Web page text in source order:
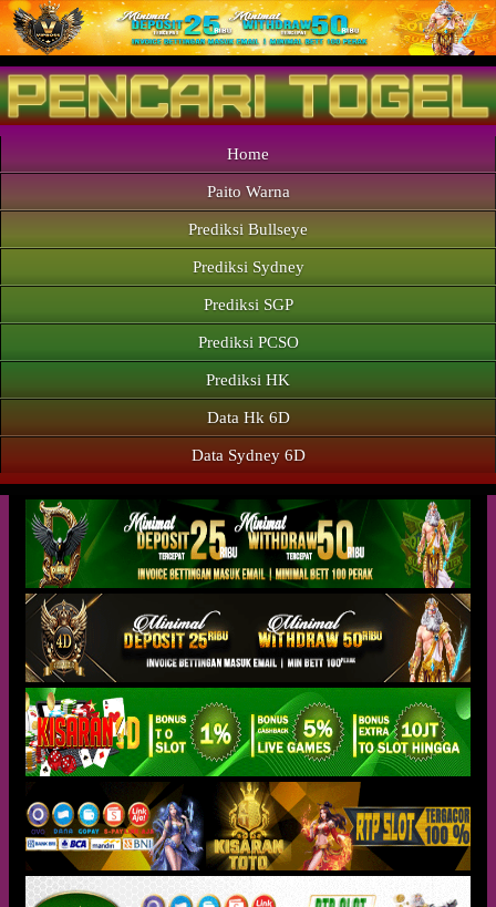
Home
Paito Warna
Prediksi Bullseye
Prediksi Sydney
Prediksi SGP
Prediksi PCSO
Prediksi HK
Data Hk 6D
Data Sydney 6D